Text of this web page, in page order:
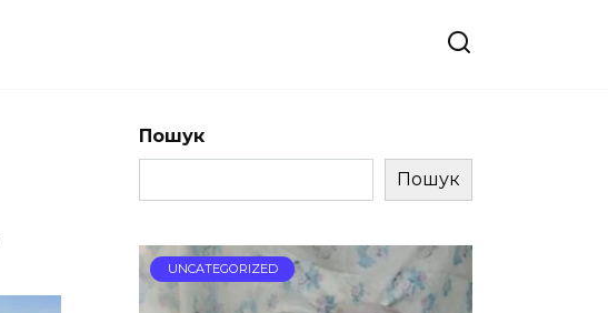
Пошук
Пошук
UNCATEGORIZED